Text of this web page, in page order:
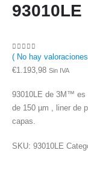
93010LE
0 out of 5
( No hay
€1.193,98 Sin IVA
93010LE de 3M™ es
de 150 µm , liner de
capas.
SKU: 93010LE